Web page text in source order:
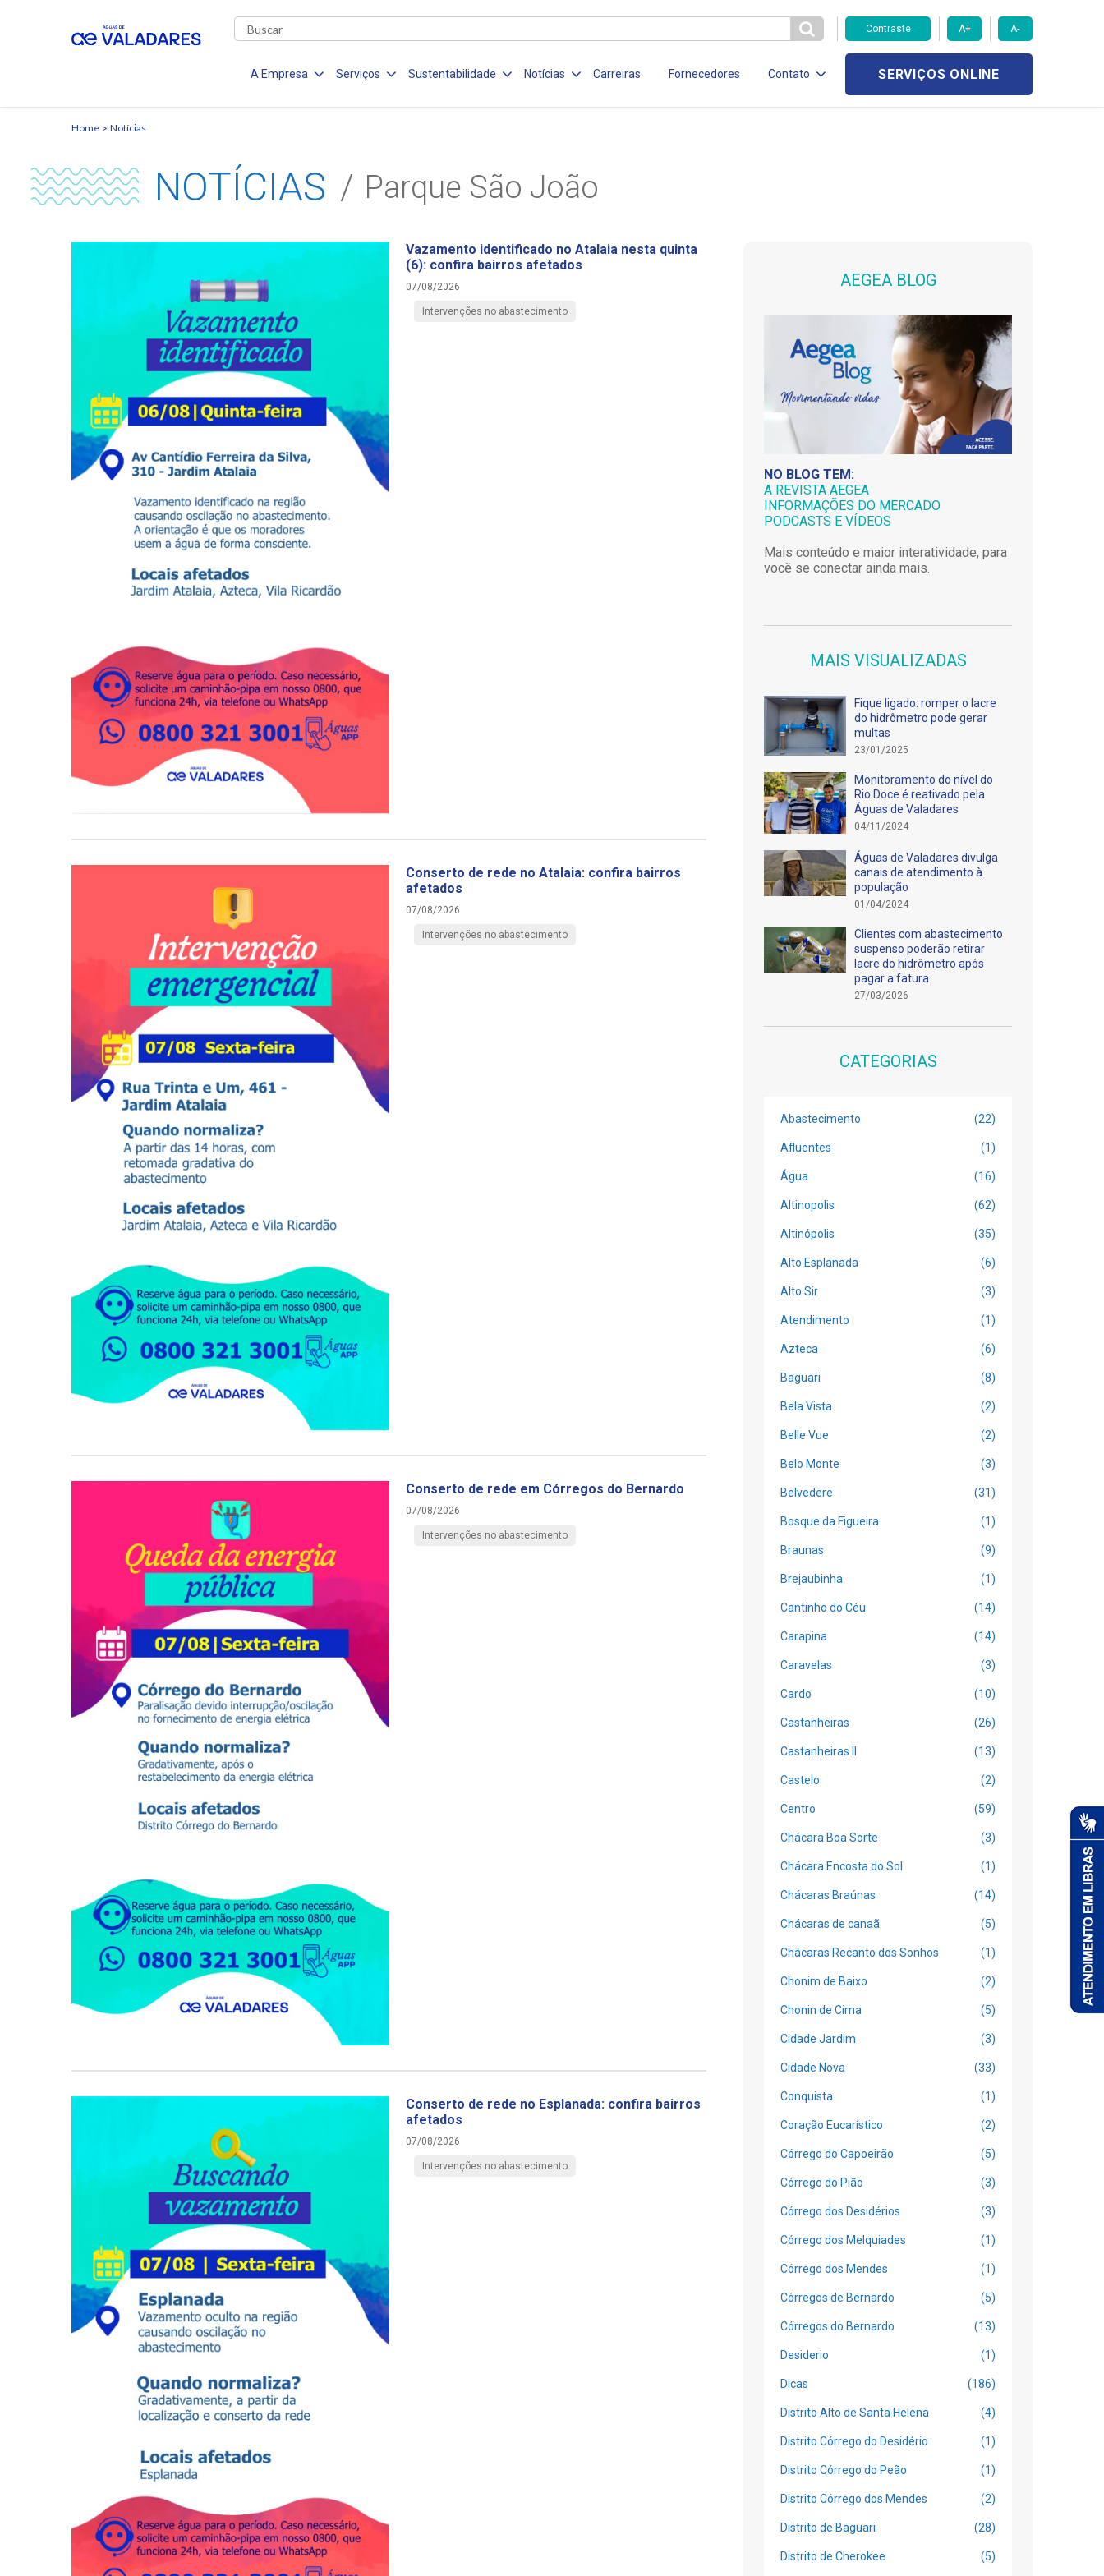
Contraste A+ A-
A Empresa Serviços Sustentabilidade Notícias Carreiras Fornecedores Contato SERVIÇOS ONLINE
Home Notícias
NOTÍCIAS Parque São João
Vazamento identificado no Atalaia nesta quinta
(6): confira bairros afetados
07/08/2026
Intervenções no abastecimento
Conserto de rede no Atalaia: confira bairros
afetados
07/08/2026
Intervenções no abastecimento
Conserto de rede em Córregos do Bernardo
07/08/2026
Intervenções no abastecimento
Conserto de rede no Esplanada: confira bairros
afetados
07/08/2026
Intervenções no abastecimento
AEGEA BLOG
NO BLOG TEM:
A REVISTA AEGEA
INFORMAÇÕES DO MERCADO
PODCASTS E VÍDEOS
Mais conteúdo e maior interatividade, para
você se conectar ainda mais.
MAIS VISUALIZADAS
Fique ligado: romper o lacre
do hidrômetro pode gerar
multas
23/01/2025
Monitoramento do nível do
Rio Doce é reativado pela
Águas de Valadares
04/11/2024
Águas de Valadares divulga
canais de atendimento à
população
01/04/2024
Clientes com abastecimento
suspenso poderão retirar
lacre do hidrômetro após
pagar a fatura
27/03/2026
CATEGORIAS
Abastecimento (22)
Afluentes (1)
Água (16)
Altinopolis (62)
Altinópolis (35)
Alto Esplanada (6)
Alto Sir (3)
Atendimento (1)
Azteca (6)
Baguari (8)
Bela Vista (2)
Belle Vue (2)
Belo Monte (3)
Belvedere (31)
Bosque da Figueira (1)
Braunas (9)
Brejaubinha (1)
Cantinho do Céu (14)
Carapina (14)
Caravelas (3)
Cardo (10)
Castanheiras (26)
Castanheiras II (13)
Castelo (2)
Centro (59)
Chácara Boa Sorte (3)
Chácara Encosta do Sol (1)
Chácaras Braúnas (14)
Chácaras de canaã (5)
Chácaras Recanto dos Sonhos (1)
Chonim de Baixo (2)
Chonin de Cima (5)
Cidade Jardim (3)
Cidade Nova (33)
Conquista (1)
Coração Eucarístico (2)
Córrego do Capoeirão (5)
Córrego do Pião (3)
Córrego dos Desidérios (3)
Córrego dos Melquiades (1)
Córrego dos Mendes (1)
Córregos de Bernardo (5)
Córregos do Bernardo (13)
Desiderio (1)
Dicas (186)
Distrito Alto de Santa Helena (4)
Distrito Córrego do Desidério (1)
Distrito Córrego do Peão (1)
Distrito Córrego dos Mendes (2)
Distrito de Baguari (28)
Distrito de Cherokee (5)